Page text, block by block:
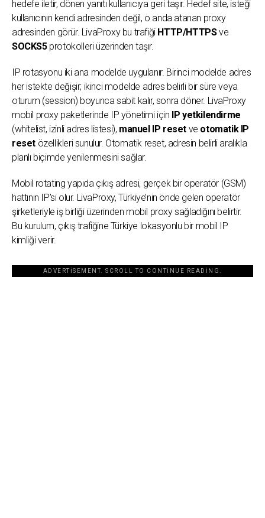
hedefe iletir, dönen yanıtı kullanıcıya geri taşır. Hedef site, isteği
kullanıcının kendi adresinden değil, o anda atanan proxy
adresinden görür. LivaProxy bu trafiği HTTP/HTTPSve
SOCKS5protokolleri üzerinden taşır.
IP rotasyonu iki ana modelde uygulanır. Birinci modelde adres
her istekte değişir; ikinci modelde adres belirli bir süre veya
oturum (session) boyunca sabit kalır, sonra döner. LivaProxy
mobil proxy paketlerinde IP yönetimi için IP yetkilendirme
(whitelist, izinli adres listesi), manuel IP reset ve otomatik IP
reset özellikleri sunulur. Otomatik reset, adresin belirli aralıkla
planlı biçimde yenilenmesini sağlar.
Mobil rotating yapıda çıkış adresi, gerçek bir operatör (GSM)
hattının IP’si olur. LivaProxy, Türkiye’nin önde gelen operatör
şirketleriyle iş birliği üzerinden mobil proxy sağladığını belirtir.
Bu kurulum, çıkış trafiğine Türkiye lokasyonlu bir mobil IP
kimliği verir.
ADVERTISEMENT. SCROLL TO CONTINUE READING.